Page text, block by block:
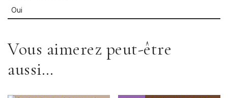
Oui
Vous aimerez peut-être
aussi…